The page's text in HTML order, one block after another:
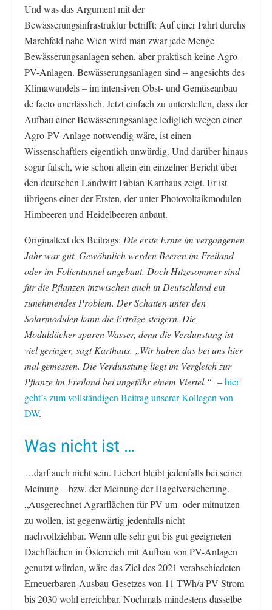
Und was das Argument mit der
Bewässerungsinfrastruktur betrifft: Auf einer Fahrt durchs
Marchfeld nahe Wien wird man zwar jede Menge
Bewässerungsanlagen sehen, aber praktisch keine Agro-
PV-Anlagen. Bewässerungsanlagen sind – angesichts des
Klimawandels – im intensiven Obst- und Gemüseanbau
de facto unerlässlich. Jetzt einfach zu unterstellen, dass der
Aufbau einer Bewässerungsanlage lediglich wegen einer
Agro-PV-Anlage notwendig wäre, ist einen
Wissenschaftlers eigentlich unwürdig. Und darüber hinaus
sogar falsch, wie schon allein ein einzelner Bericht über
den deutschen Landwirt Fabian Karthaus zeigt. Er ist
übrigens einer der Ersten, der unter Photovoltaikmodulen
Himbeeren und Heidelbeeren anbaut.
Originaltext des Beitrags: Die erste Ernte im vergangenen
Jahr war gut. Gewöhnlich werden Beeren im Freiland
oder im Folientunnel angebaut. Doch Hitzesommer sind
für die Pflanzen inzwischen auch in Deutschland ein
zunehmendes Problem. Der Schatten unter den
Solarmodulen kann die Erträge steigern. Die
Moduldächer sparen Wasser, denn die Verdunstung ist
viel geringer, sagt Karthaus. „Wir haben das bei uns hier
mal gemessen. Die Verdunstung liegt im Vergleich zur
Pflanze im Freiland bei ungefähr einem Viertel.“ –hier
geht’s zum vollständigen Beitrag unserer Kollegen von
DW.
Was nicht ist …
…darf auch nicht sein. Liebert bleibt jedenfalls bei seiner
Meinung – bzw. der Meinung der Hagelversicherung.
„Ausgerechnet Agrarflächen für PV um- oder mitnutzen
zu wollen, ist gegenwärtig jedenfalls nicht
nachvollziehbar. Wenn alle sehr gut bis gut geeigneten
Dachflächen in Österreich mit Aufbau von PV-Anlagen
genutzt würden, wäre das Ziel des 2021 verabschiedeten
Erneuerbaren-Ausbau-Gesetzes von 11 TWh/a PV-Strom
bis 2030 wohl erreichbar. Nochmals mindestens dasselbe